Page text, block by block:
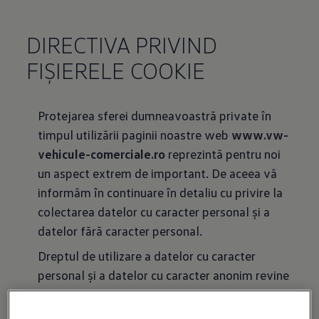
DIRECTIVA PRIVIND
FIȘIERELE COOKIE
Protejarea sferei dumneavoastră private în
timpul utilizării paginii noastre web www.vw-
vehicule-comerciale.roreprezintă pentru noi
un aspect extrem de important. De aceea vă
informăm în continuare în detaliu cu privire la
colectarea datelor cu caracter personal și a
datelor fără caracter personal.
Dreptul de utilizare a datelor cu caracter
personal și a datelor cu caracter anonim revine
societății PORSCHE ROMANIA SRL în limitele